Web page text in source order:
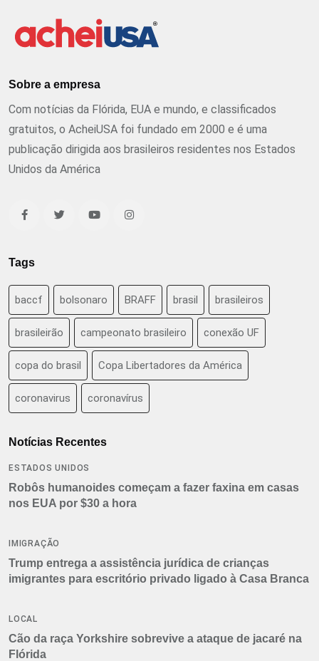
Sobre a empresa
Com notícias da Flórida, EUA e mundo, e classificados
gratuitos, o AcheiUSA foi fundado em 2000 e é uma
publicação dirigida aos brasileiros residentes nos Estados
Unidos da América
Tags
baccf bolsonaro BRAFF brasil brasileiros
brasileirão campeonato brasileiro conexão UF
copa do brasil Copa Libertadores da América
coronavirus coronavírus
Notícias Recentes
ESTADOS UNIDOS
Robôs humanoides começam a fazer faxina em casas
nos EUA por $30 a hora
IMIGRAÇÃO
Trump entrega a assistência jurídica de crianças
imigrantes para escritório privado ligado à Casa Branca
LOCAL
Cão da raça Yorkshire sobrevive a ataque de jacaré na
Flórida